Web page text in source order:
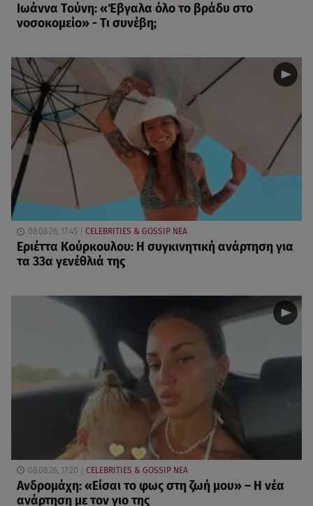
Ιωάννα Τούνη: «Έβγαλα όλο το βράδυ στο
νοσοκομείο» - Τι συνέβη;
08.08.26, 17:45 CELEBRITIES & GOSSIP ΝΕΑ
Εριέττα Κούρκουλου: Η συγκινητική ανάρτηση για
τα 33α γενέθλιά της
08.08.26, 17:20 CELEBRITIES & GOSSIP ΝΕΑ
Ανδρομάχη: «Είσαι το φως στη ζωή μου» – Η νέα
ανάρτηση με τον γιο της